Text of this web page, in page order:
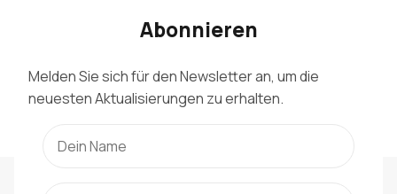
Abonnieren
Melden Sie sich für den Newsletter an, um die
neuesten Aktualisierungen zu erhalten.